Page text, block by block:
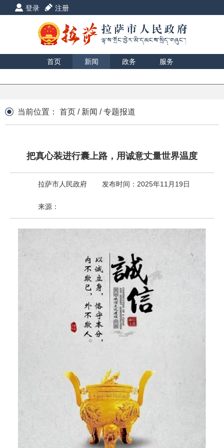
登录 注册
首页 新闻 政务
服务
当前位置： 首页 / 新闻 /专题报道
把真心装进行囊上路，用诚意丈量世界温度
拉萨市人民政府 发布时间：2025年11月19日
来源：